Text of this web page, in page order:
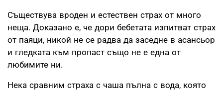
Съществува вроден и естествен страх от много
неща. Доказано е, че дори бебетата изпитват страх
от паяци, никой не се радва да заседне в асансьор
и гледката към пропаст също не е една от
любимите ни.
Нека сравним страха с чаша пълна с вода, която